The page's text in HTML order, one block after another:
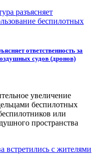
ответственность за
судов (дронов)
увеличение
беспилотных
или
пространства